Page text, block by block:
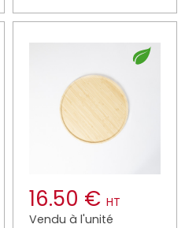
16.50 € HT
Vendu à l'unité